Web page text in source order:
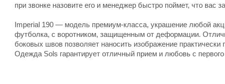
при звонке назовите его и менеджер быстро поймет, что вас
Imperial 190 — модель премиум-класса, украшение любой
футболка, с воротником, защищенным от деформации.
боковых швов позволяет наносить изображение практически
Одежда Sols гарантирует отличный прием и любовь с